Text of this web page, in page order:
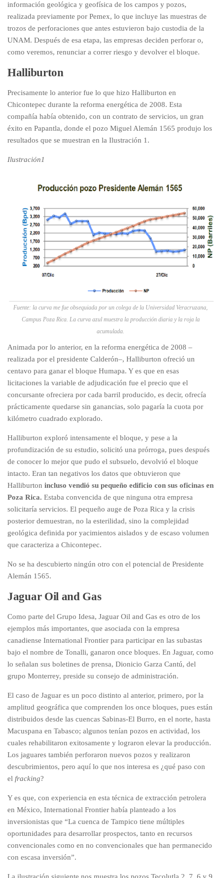
información geológica y geofísica de los campos y pozos,
realizada previamente por Pemex, lo que incluye las muestras de
trozos de perforaciones que antes estuvieron bajo custodia de la
UNAM. Después de esa etapa, las empresas deciden perforar o,
como veremos, renunciar a correr riesgo y devolver el bloque.
Halliburton
Precisamente lo anterior fue lo que hizo Halliburton en
Chicontepec durante la reforma energética de 2008. Esta
compañía había obtenido, con un contrato de servicios, un gran
éxito en Papantla, donde el pozo Miguel Alemán 1565 produjo los
resultados que se muestran en la Ilustración 1.
Ilustración1
Fuente: la curva me fue obsequiada por un colega de la Universidad Veracruzana,
Campus Poza Rica. La curva azul muestra la producción diaria y la roja la
acumulada.
Animada por lo anterior, en la reforma energética de 2008 –
realizada por el presidente Calderón–, Halliburton ofreció un
centavo para ganar el bloque Humapa. Y es que en esas
licitaciones la variable de adjudicación fue el precio que el
concursante ofreciera por cada barril producido, es decir, ofrecía
prácticamente quedarse sin ganancias, solo pagaría la cuota por
kilómetro cuadrado explorado.
Halliburton exploró intensamente el bloque, y pese a la
profundización de su estudio, solicitó una prórroga, pues después
de conocer lo mejor que pudo el subsuelo, devolvió el bloque
intacto. Eran tan negativos los datos que obtuvieron que
Halliburton incluso vendió su pequeño edificio con sus oficinas en
Poza Rica. Estaba convencida de que ninguna otra empresa
solicitaría servicios. El pequeño auge de Poza Rica y la crisis
posterior demuestran, no la esterilidad, sino la complejidad
geológica definida por yacimientos aislados y de escaso volumen
que caracteriza a Chicontepec.
No se ha descubierto ningún otro con el potencial de Presidente
Alemán 1565.
Jaguar Oil and Gas
Como parte del Grupo Idesa, Jaguar Oil and Gas es otro de los
ejemplos más importantes, que asociada con la empresa
canadiense International Frontier para participar en las subastas
bajo el nombre de Tonalli, ganaron once bloques. En Jaguar, como
lo señalan sus boletines de prensa, Dionicio Garza Cantú, del
grupo Monterrey, preside su consejo de administración.
El caso de Jaguar es un poco distinto al anterior, primero, por la
amplitud geográfica que comprenden los once bloques, pues están
distribuidos desde las cuencas Sabinas-El Burro, en el norte, hasta
Macuspana en Tabasco; algunos tenían pozos en actividad, los
cuales rehabilitaron exitosamente y lograron elevar la producción.
Los jaguares también perforaron nuevos pozos y realizaron
descubrimientos, pero aquí lo que nos interesa es ¿qué paso con
el fracking?
Y es que, con experiencia en esta técnica de extracción petrolera
en México, International Frontier había planteado a los
inversionistas que “La cuenca de Tampico tiene múltiples
oportunidades para desarrollar prospectos, tanto en recursos
convencionales como en no convencionales que han permanecido
con escasa inversión”.